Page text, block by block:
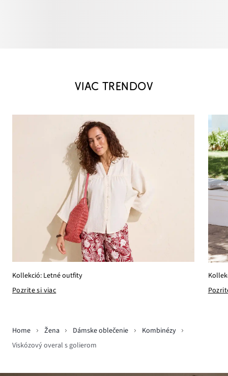
VIAC TRENDOV
Kollekció: Letné outfity
Pozrite si viac
Home Žena Dámske oblečenie
Kombinézy
Viskózový overal s golierom